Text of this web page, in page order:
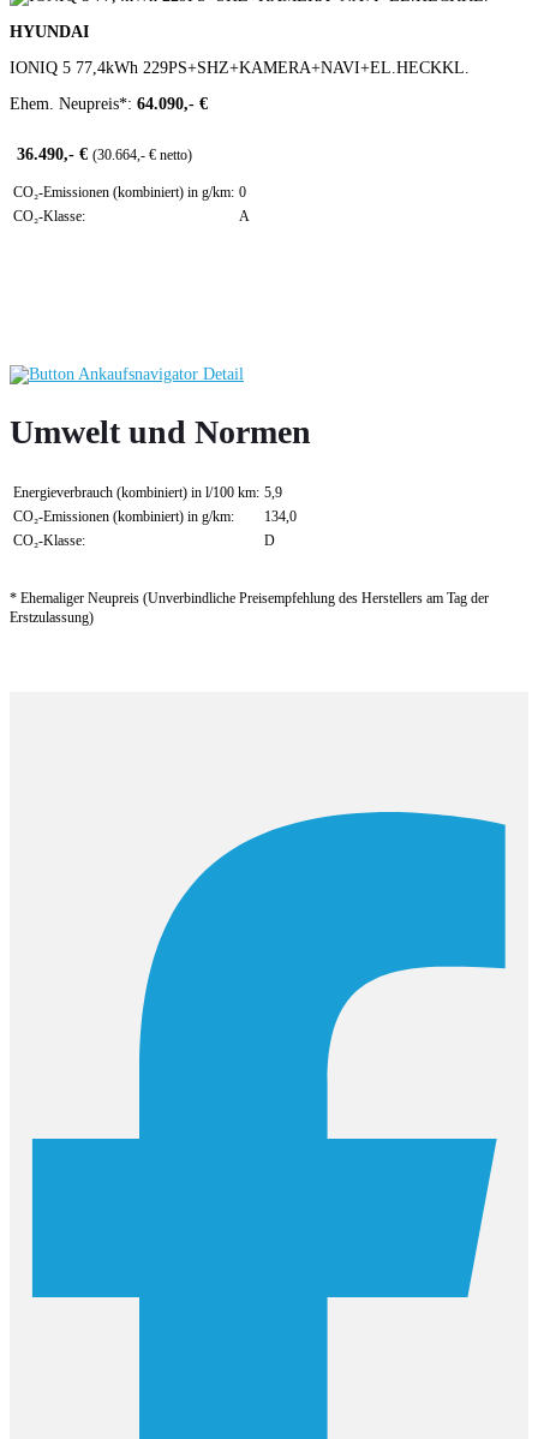
HYUNDAI
IONIQ 5 77,4kWh 229PS+SHZ+KAMERA+NAVI+EL.HECKKL.
Ehem. Neupreis*: 64.090,- €
36.490,- € (30.664,- € netto)
CO₂-Emissionen (kombiniert) in g/km: 0
CO₂-Klasse:
A
Umwelt und Normen
Energieverbrauch (kombiniert) in l/100 km: 5,9
CO₂-Emissionen (kombiniert) in g/km:
134,0
CO₂-Klasse:
D
* Ehemaliger Neupreis (Unverbindliche Preisempfehlung des Herstellers am Tag der
Erstzulassung)